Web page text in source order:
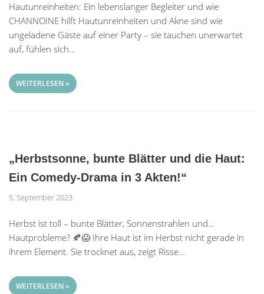
Hautunreinheiten: Ein lebenslanger Begleiter und wie
CHANNOINE hilft Hautunreinheiten und Akne sind wie
ungeladene Gäste auf einer Party – sie tauchen unerwartet
auf, fühlen sich…
WEITERLESEN »
„Herbstsonne, bunte Blätter und die Haut:
Ein Comedy-Drama in 3 Akten!“
5. September 2023
Herbst ist toll – bunte Blätter, Sonnenstrahlen und…
Hautprobleme? 🍂😱 Ihre Haut ist im Herbst nicht gerade in
ihrem Element. Sie trocknet aus, zeigt Risse…
WEITERLESEN »